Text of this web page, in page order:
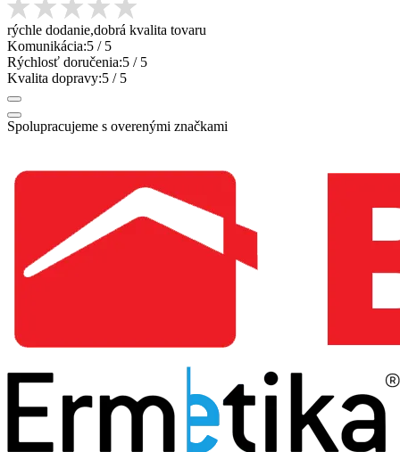
rýchle dodanie,dobrá kvalita tovaru
Komunikácia:5 / 5
Rýchlosť doručenia:5 / 5
Kvalita dopravy:5 / 5
Spolupracujeme s overenými značkami